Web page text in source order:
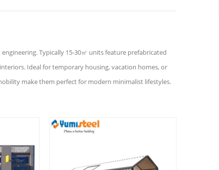
Typically 15-30㎡ units feature prefabricated
Ideal for temporary housing, vacation homes, or
make them perfect for modern minimalist lifestyles.